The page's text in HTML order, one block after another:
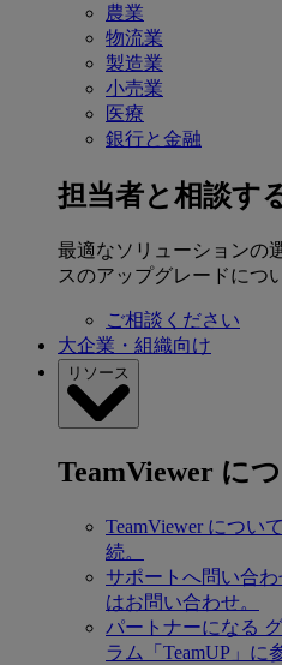
農業
物流業
製造業
小売業
医療
銀行と金融
担当者と相談す
最適なソリューションの
スのアップグレードにつ
ご相談ください
大企業・組織向け
リソース
TeamViewer に
TeamViewer について
続。
サポートへ問い合わ
はお問い合わせ。
パートナーになる
ラム「TeamUP」に